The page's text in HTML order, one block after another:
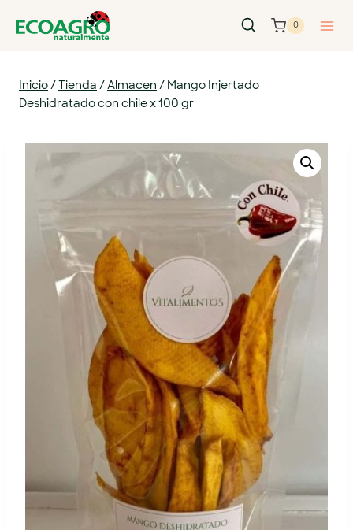
0
Inicio/Tienda /Almacen / Mango Injertado
Deshidratado con chile x 100 gr